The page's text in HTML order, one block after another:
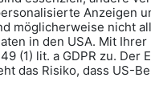
Anzeigen
möglicherweise nicht
in den USA. Mit
(1) lit. a GDPR zu.
das Risiko, dass US-